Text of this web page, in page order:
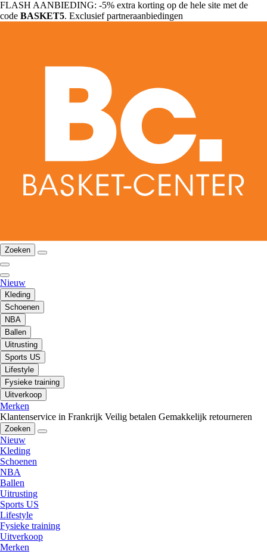
FLASH AANBIEDING: -5% extra korting op de hele site met de
code BASKET5. Exclusief partneraanbiedingen
Zoeken
Nieuw
Kleding
Schoenen
NBA
Ballen
Uitrusting
Sports US
Lifestyle
Fysieke training
Uitverkoop
Merken
Klantenservice in Frankrijk Veilig betalen Gemakkelijk retourneren
Zoeken
Nieuw
Kleding
Schoenen
NBA
Ballen
Uitrusting
Sports US
Lifestyle
Fysieke training
Uitverkoop
Merken